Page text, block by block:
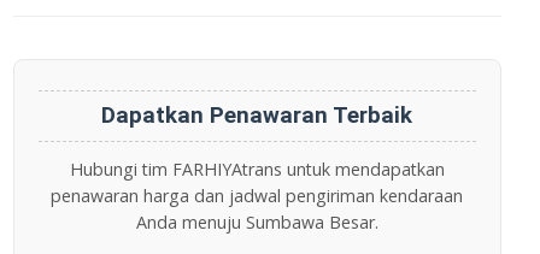
Dapatkan Penawaran Terbaik
Hubungi tim FARHIYAtrans untuk mendapatkan
penawaran harga dan jadwal pengiriman kendaraan
Anda menuju Sumbawa Besar.